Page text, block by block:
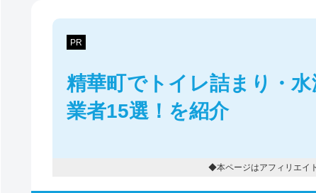
PR
精華町でトイレ詰まり・
業者15選！を紹介
◆本ページはアフィリエイ